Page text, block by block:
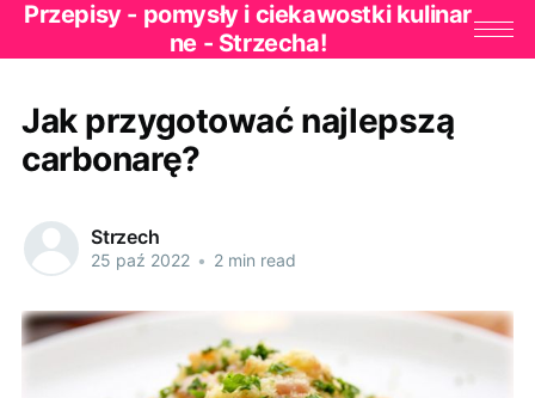
Przepisy - pomysły i ciekawostki kulinar
ne - Strzecha!
Jak przygotować najlepszą
carbonarę?
Strzech
25 paź 2022 • 2 min read